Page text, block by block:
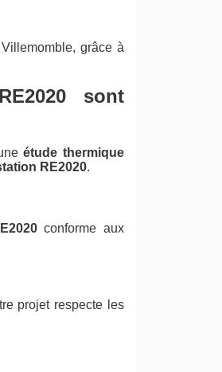
grâce à
sont
étude thermique
RE2020.
conforme aux
projet respecte les